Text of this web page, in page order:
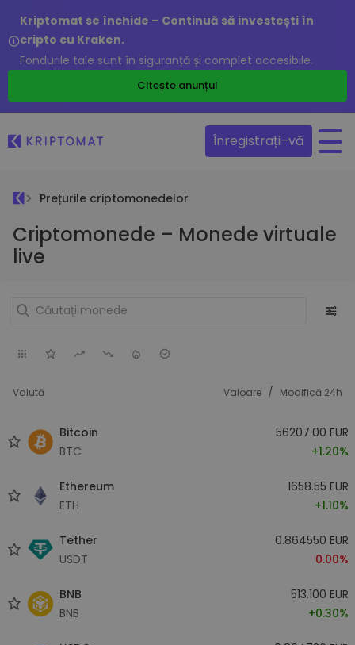
Kriptomat se închide – Continuă să investești în
cripto cu Kraken.
Fondurile tale sunt în siguranță și complet accesibile.
Citește anunțul
Înregistrați–vă
Prețurile criptomonedelor
Criptomonede – Monede virtuale
live
Valută Valoare / Modifică 24h
Bitcoin
BTC
56207.00 EUR
+1.20%
Ethereum
ETH
1658.55 EUR
+1.10%
Tether
USDT
0.864550 EUR
0.00%
BNB
BNB
513.100 EUR
+0.30%